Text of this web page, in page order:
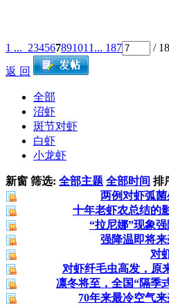
1 ... 234567891011 ... 187 /
返 回
全部
沼虾
斑节对虾
白虾
小龙虾
新窗 筛选: 全部主题 全部时间 排
两例对虾弧
十年老虾农总结的
“拉尼娜”现象
强降温即将来
对
对虾纤毛虫高发，原
凛冬将至，全国“隔季
70年来最冷空气